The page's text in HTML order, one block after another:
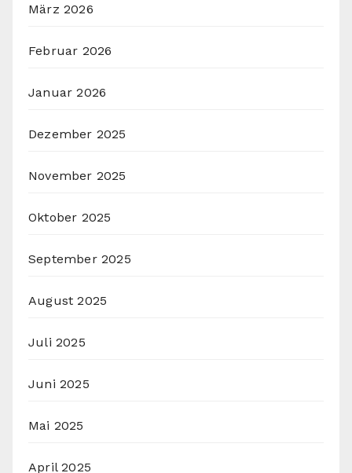
März 2026
Februar 2026
Januar 2026
Dezember 2025
November 2025
Oktober 2025
September 2025
August 2025
Juli 2025
Juni 2025
Mai 2025
April 2025